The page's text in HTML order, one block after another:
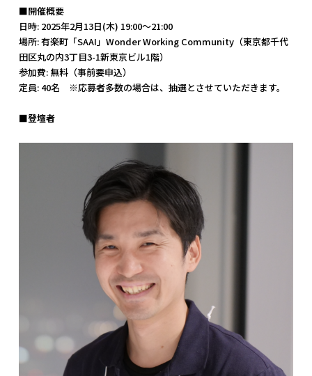
■開催概要
日時: 2025年2月13日(木) 19:00～21:00
場所: 有楽町「SAAI」Wonder Working Community（東京都千代
田区丸の内3丁目3-1新東京ビル1階）
参加費: 無料（事前要申込）
定員: 40名 ※応募者多数の場合は、抽選とさせていただきます。
■登壇者